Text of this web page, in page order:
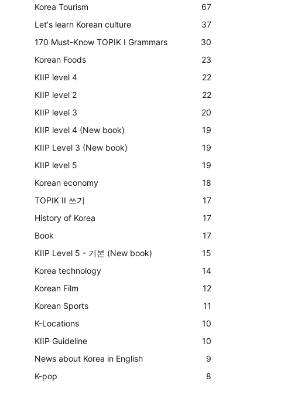
Korea Tourism
67
Let's learn Korean culture
37
170 Must-Know TOPIK I Grammars
30
Korean Foods
23
KIIP level 4
22
KIIP level 2
22
KIIP level 3
20
KIIP level 4 (New book)
19
KIIP Level 3 (New book)
19
KIIP level 5
19
Korean economy
18
TOPIK II 쓰기
17
History of Korea
17
Book
17
KIIP Level 5 - 기본 (New book)
15
Korea technology
14
Korean Film
12
Korean Sports
11
K-Locations
10
KIIP Guideline
10
News about Korea in English
9
K-pop
8